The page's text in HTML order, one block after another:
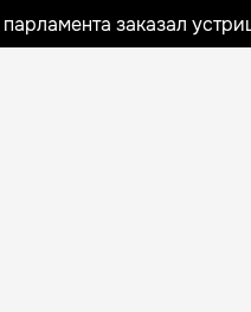
заказал